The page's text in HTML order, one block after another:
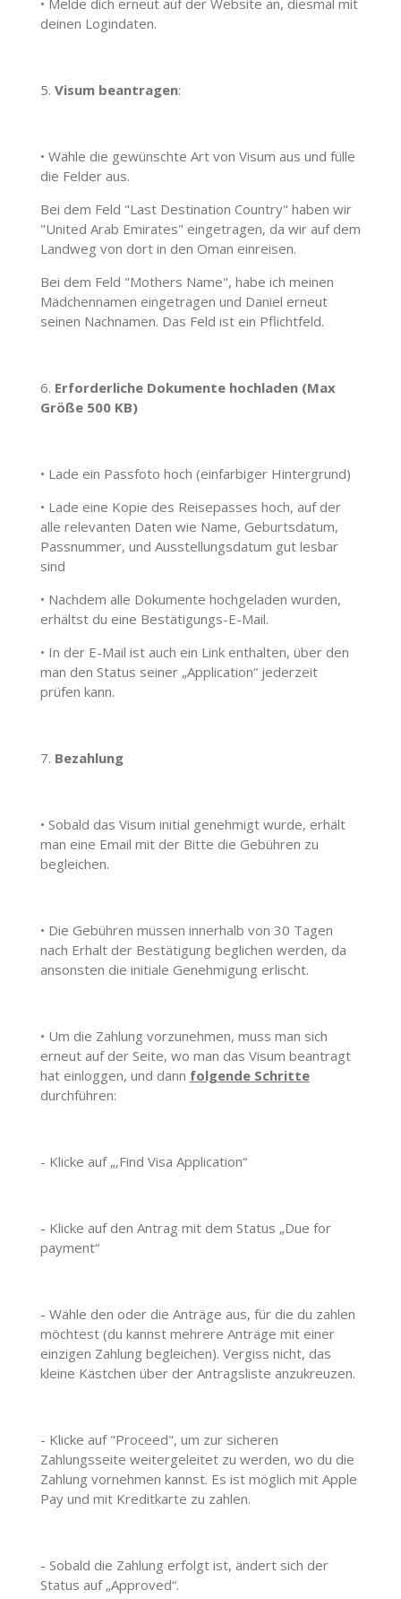
• Melde dich erneut auf der Website an, diesmal mit
deinen Logindaten.
5. Visum beantragen:
• Wähle die gewünschte Art von Visum aus und fülle
die Felder aus.
Bei dem Feld "Last Destination Country" haben wir
"United Arab Emirates" eingetragen, da wir auf dem
Landweg von dort in den Oman einreisen.
Bei dem Feld "Mothers Name", habe ich meinen
Mädchennamen eingetragen und Daniel erneut
seinen Nachnamen. Das Feld ist ein Pflichtfeld.
6. Erforderliche Dokumente hochladen (Max
Größe 500 KB)
• Lade ein Passfoto hoch (einfarbiger Hintergrund)
• Lade eine Kopie des Reisepasses hoch, auf der
alle relevanten Daten wie Name, Geburtsdatum,
Passnummer, und Ausstellungsdatum gut lesbar
sind
• Nachdem alle Dokumente hochgeladen wurden,
erhältst du eine Bestätigungs-E-Mail.
• In der E-Mail ist auch ein Link enthalten, über den
man den Status seiner „Application“ jederzeit
prüfen kann.
7. Bezahlung
• Sobald das Visum initial genehmigt wurde, erhält
man eine Email mit der Bitte die Gebühren zu
begleichen.
• Die Gebühren müssen innerhalb von 30 Tagen
nach Erhalt der Bestätigung beglichen werden, da
ansonsten die initiale Genehmigung erlischt.
• Um die Zahlung vorzunehmen, muss man sich
erneut auf der Seite, wo man das Visum beantragt
hat einloggen, und dann folgende Schritte
durchführen:
- Klicke auf „‚Find Visa Application“
- Klicke auf den Antrag mit dem Status „Due for
payment“
- Wähle den oder die Anträge aus, für die du zahlen
möchtest (du kannst mehrere Anträge mit einer
einzigen Zahlung begleichen). Vergiss nicht, das
kleine Kästchen über der Antragsliste anzukreuzen.
- Klicke auf "Proceed", um zur sicheren
Zahlungsseite weitergeleitet zu werden, wo du die
Zahlung vornehmen kannst. Es ist möglich mit Apple
Pay und mit Kreditkarte zu zahlen.
- Sobald die Zahlung erfolgt ist, ändert sich der
Status auf „Approved“.